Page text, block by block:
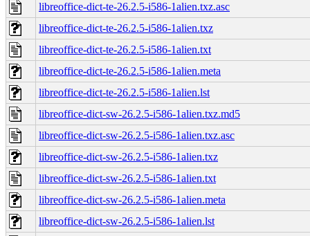
libreoffice-dict-te-26.2.5-i586-1alien.txz.asc
libreoffice-dict-te-26.2.5-i586-1alien.txz
libreoffice-dict-te-26.2.5-i586-1alien.txt
libreoffice-dict-te-26.2.5-i586-1alien.meta
libreoffice-dict-te-26.2.5-i586-1alien.lst
libreoffice-dict-sw-26.2.5-i586-1alien.txz.md5
libreoffice-dict-sw-26.2.5-i586-1alien.txz.asc
libreoffice-dict-sw-26.2.5-i586-1alien.txz
libreoffice-dict-sw-26.2.5-i586-1alien.txt
libreoffice-dict-sw-26.2.5-i586-1alien.meta
libreoffice-dict-sw-26.2.5-i586-1alien.lst